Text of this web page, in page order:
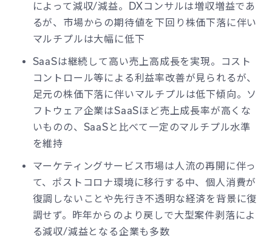
によって減収/減益。DXコンサルは増収増益であ
るが、市場からの期待値を下回り株価下落に伴い
マルチプルは大幅に低下
SaaSは継続して高い売上高成長を実現。コスト
コントロール等による利益率改善が見られるが、
足元の株価下落に伴いマルチプルは低下傾向。ソ
フトウェア企業はSaaSほど売上成長率が高くな
いものの、SaaSと比べて一定のマルチプル水準
を維持
マーケティングサービス市場は人流の再開に伴っ
て、ポストコロナ環境に移行する中、個人消費が
復調しないことや先行き不透明な経済を背景に復
調せず。昨年からのより戻しで大型案件剥落によ
る減収/減益となる企業も多数